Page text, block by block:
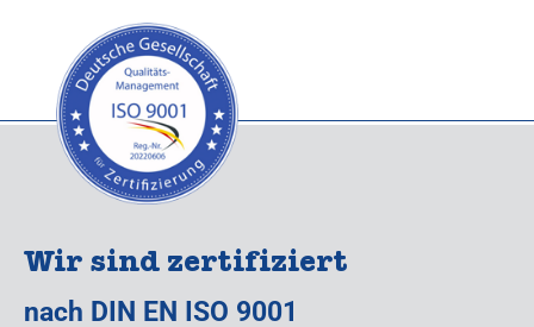
Wir sind zertifiziert
nach DIN EN ISO 9001